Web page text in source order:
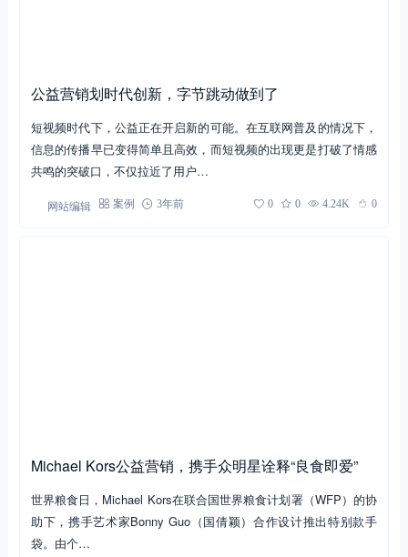
公益营销划时代创新，字节跳动做到了
短视频时代下，公益正在开启新的可能。在互联网普及的情况下，
信息的传播早已变得简单且高效，而短视频的出现更是打破了情感
共鸣的突破口，不仅拉近了用户…
网站编辑 案例 3年前 0 0 4.24K 0
Michael Kors公益营销，携手众明星诠释“良食即爱”
世界粮食日，Michael Kors在联合国世界粮食计划署（WFP）的协
助下，携手艺术家Bonny Guo（国倩颖）合作设计推出特别款手
袋。由个…